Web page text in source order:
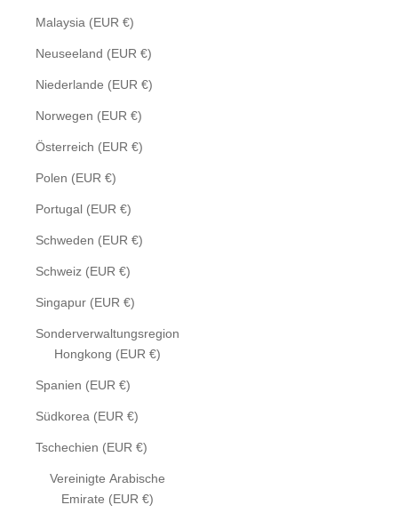
Malaysia (EUR €)
Neuseeland (EUR €)
Niederlande (EUR €)
Norwegen (EUR €)
Österreich (EUR €)
Polen (EUR €)
Portugal (EUR €)
Schweden (EUR €)
Schweiz (EUR €)
Singapur (EUR €)
Sonderverwaltungsregion
Hongkong (EUR €)
Spanien (EUR €)
Südkorea (EUR €)
Tschechien (EUR €)
Vereinigte Arabische
Emirate (EUR €)